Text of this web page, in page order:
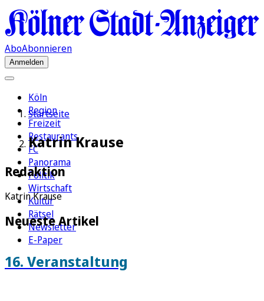
AboAbonnieren
Anmelden
Köln
Region
Freizeit
Restaurants
FC
Panorama
Politik
Wirtschaft
Kultur
Rätsel
Newsletter
E-Paper
Startseite
Katrin Krause
Redaktion
Katrin Krause
Neueste Artikel
16. Veranstaltung